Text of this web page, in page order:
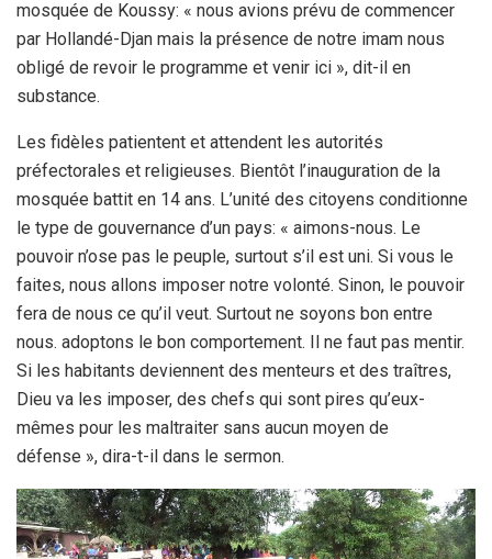
mosquée de Koussy: « nous avions prévu de commencer
par Hollandé-Djan mais la présence de notre imam nous
obligé de revoir le programme et venir ici », dit-il en
substance.
Les fidèles patientent et attendent les autorités
préfectorales et religieuses. Bientôt l’inauguration de la
mosquée battit en 14 ans. L’unité des citoyens conditionne
le type de gouvernance d’un pays: « aimons-nous. Le
pouvoir n’ose pas le peuple, surtout s’il est uni. Si vous le
faites, nous allons imposer notre volonté. Sinon, le pouvoir
fera de nous ce qu’il veut. Surtout ne soyons bon entre
nous. adoptons le bon comportement. Il ne faut pas mentir.
Si les habitants deviennent des menteurs et des traîtres,
Dieu va les imposer, des chefs qui sont pires qu’eux-
mêmes pour les maltraiter sans aucun moyen de
défense », dira-t-il dans le sermon.